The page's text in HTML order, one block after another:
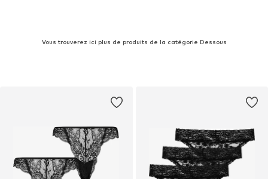
Vous trouverez ici plus de produits de la catégorie Dessous